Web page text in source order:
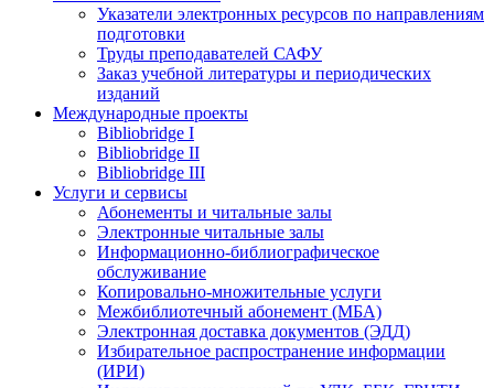
Указатели электронных ресурсов по направлениям
подготовки
Труды преподавателей САФУ
Заказ учебной литературы и периодических
изданий
Международные проекты
Bibliobridge I
Bibliobridge II
Bibliobridge III
Услуги и сервисы
Абонементы и читальные залы
Электронные читальные залы
Информационно-библиографическое
обслуживание
Копировально-множительные услуги
Межбиблиотечный абонемент (МБА)
Электронная доставка документов (ЭДД)
Избирательное распространение информации
(ИРИ)